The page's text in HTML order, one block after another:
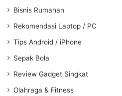
Bisnis Rumahan
Rekomendasi Laptop / PC
Tips Android / iPhone
Sepak Bola
Review Gadget Singkat
Olahraga & Fitness